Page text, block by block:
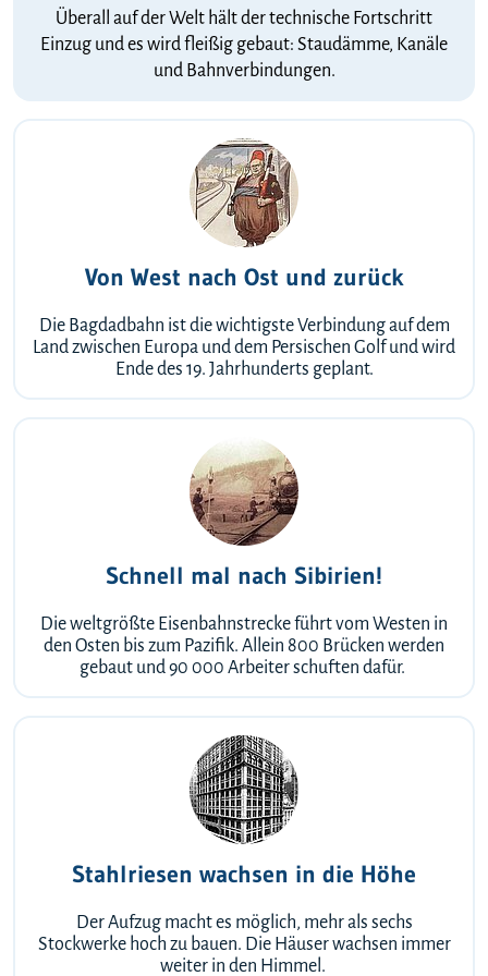
Überall auf der Welt hält der technische Fortschritt
Einzug und es wird fleißig gebaut: Staudämme, Kanäle
und Bahnverbindungen.
Von West nach Ost und zurück
Die Bagdadbahn ist die wichtigste Verbindung auf dem
Land zwischen Europa und dem Persischen Golf und wird
Ende des 19. Jahrhunderts geplant.
Schnell mal nach Sibirien!
Die weltgrößte Eisenbahnstrecke führt vom Westen in
den Osten bis zum Pazifik. Allein 800 Brücken werden
gebaut und 90 000 Arbeiter schuften dafür.
Stahlriesen wachsen in die Höhe
Der Aufzug macht es möglich, mehr als sechs
Stockwerke hoch zu bauen. Die Häuser wachsen immer
weiter in den Himmel.